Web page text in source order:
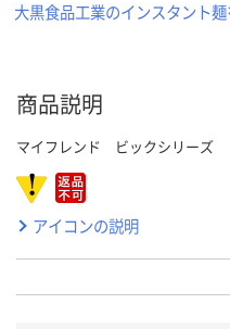
大黒食品工業のインスタント
商品説明
マイフレンド ビックシリーズ
アイコンの説明